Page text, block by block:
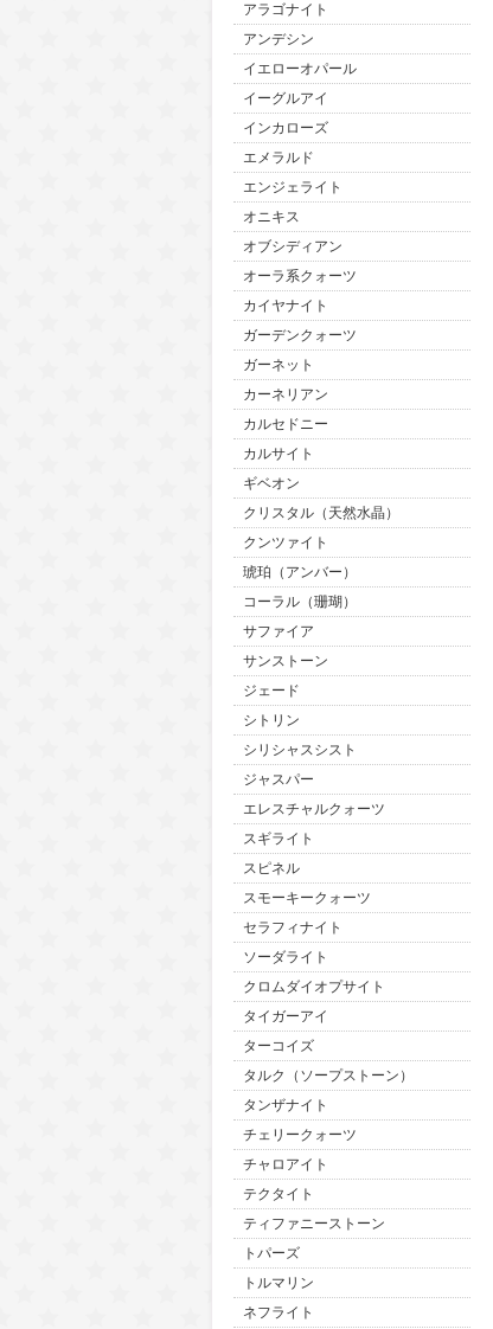
アラゴナイト
アンデシン
イエローオパール
イーグルアイ
インカローズ
エメラルド
エンジェライト
オニキス
オブシディアン
オーラ系クォーツ
カイヤナイト
ガーデンクォーツ
ガーネット
カーネリアン
カルセドニー
カルサイト
ギベオン
クリスタル（天然水晶）
クンツァイト
琥珀（アンバー）
コーラル（珊瑚）
サファイア
サンストーン
ジェード
シトリン
シリシャスシスト
ジャスパー
エレスチャルクォーツ
スギライト
スピネル
スモーキークォーツ
セラフィナイト
ソーダライト
クロムダイオプサイト
タイガーアイ
ターコイズ
タルク（ソープストーン）
タンザナイト
チェリークォーツ
チャロアイト
テクタイト
ティファニーストーン
トパーズ
トルマリン
ネフライト